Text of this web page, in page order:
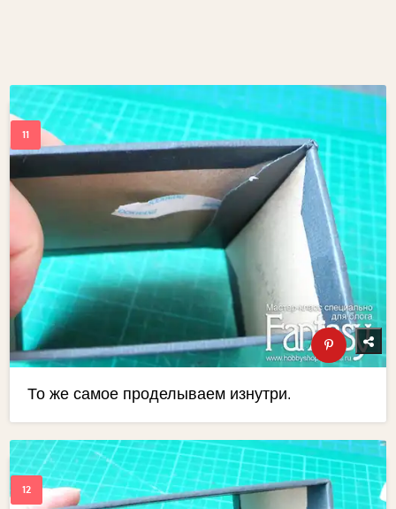
То же самое проделываем изнутри.